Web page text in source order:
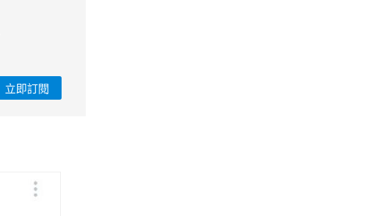
立即訂閱